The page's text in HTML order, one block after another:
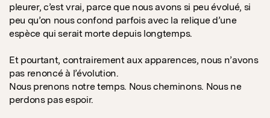
pleurer, c’est vrai, parce que nous avons si peu évolué, si
peu qu’on nous confond parfois avec la relique d’une
espèce qui serait morte depuis longtemps.
Et pourtant, contrairement aux apparences, nous n’avons
pas renoncé à l’évolution.
Nous prenons notre temps. Nous cheminons. Nous ne
perdons pas espoir.